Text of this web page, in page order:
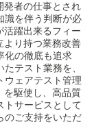
発者の仕事とされ
識を伴う判断が必
活躍出来るフィー
より持つ業務改善
化の徹底も追求
テスト業務を、
ウェアテスト管理
駆使し、高品質
トサービスとして
のご支持をいただ